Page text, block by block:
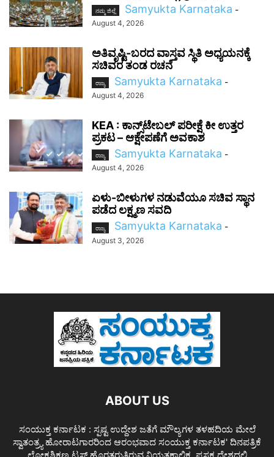
ನಮ್ಮ ಜಿಲ್ಲೆ Samyukta Karnataka -
August 4, 2026
ಅತಿವೃಷ್ಟಿ-ಬರದ ವಾಸ್ತವ ಸ್ಥಿತಿ ಅಧ್ಯಯನಕ್ಕೆ
ಸಚಿವರ ತಂಡ ರಚನೆ
ರಾಜ್ಯ Samyukta Karnataka -
August 4, 2026
KEA : ಕಾನ್ಸ್‌ಟೇಬಲ್ ಪರೀಕ್ಷೆ ಕೀ ಉತ್ತರ
ಪ್ರಕಟ – ಆಕ್ಷೇಪಣೆಗೆ ಅವಕಾಶ
ರಾಜ್ಯ Samyukta Karnataka -
August 4, 2026
ಏಳು-ಬೀಳುಗಳ ನಡುವೆಯೂ ಸಚಿವ ಸ್ಥಾನ
ಪಡೆದ ಲಕ್ಷ್ಮಣ ಸವದಿ
ರಾಜ್ಯ Samyukta Karnataka -
August 3, 2026
ABOUT US
ಸಂಯುಕ್ತ ಕರ್ನಾಟಕ : ಸ್ಪಷ್ಟ ಉದ್ದೇಶ ಜತೆಗೆ ಮೌಲ್ಯಗಳ ತಳಹದಿಯ ಮೇಲೆ
ಸ್ವಾತಂತ್ರ್ಯ ಹೋರಾಟಗಾರರಿಂದ ಆರಂಭವಾದ ಸಂಯುಕ್ತ ಕರ್ನಾಟಕ' ದಿನಪತ್ರಿಕೆ
ಲೋಕಶಿಕ್ಷಣ ಟ್ರಸ್ಟ್ ಹೊರತರುತ್ತಿರುವ ನಿಯತಕಾಲಿಕ. ಪ್ರಸಕ್ತ ದೇಶದಲ್ಲಿ